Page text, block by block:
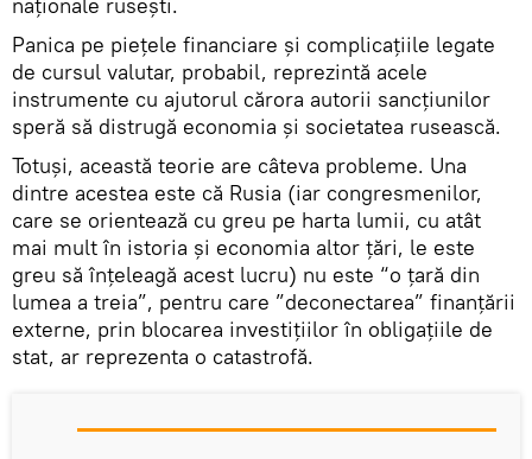
Panica pe piețele financiare și complicațiile legate
de cursul valutar, probabil, reprezintă acele
instrumente cu ajutorul cărora autorii sancțiunilor
speră să distrugă economia și societatea rusească.
Totuși, această teorie are câteva probleme. Una
dintre acestea este că Rusia (iar congresmenilor,
care se orientează cu greu pe harta lumii, cu atât
mai mult în istoria și economia altor țări, le este
greu să înțeleagă acest lucru) nu este “o țară din
lumea a treia”, pentru care ”deconectarea” finanțării
externe, prin blocarea investițiilor în obligațiile de
stat, ar reprezenta o catastrofă.